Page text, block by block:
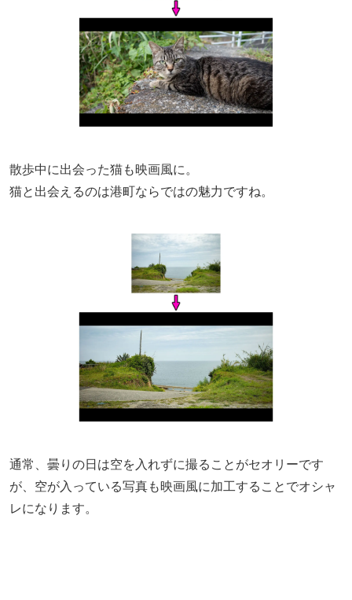
散歩中に出会った猫も映画風に。
猫と出会えるのは港町ならではの魅力ですね。
通常、曇りの日は空を入れずに撮ることがセオリーです
が、空が入っている写真も映画風に加工することでオシャ
レになります。